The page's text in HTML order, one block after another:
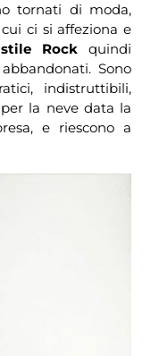
tornati di moda,
ci si affeziona e
Rock quindi
Sono
indistruttibili,
la neve data la
e riescono a